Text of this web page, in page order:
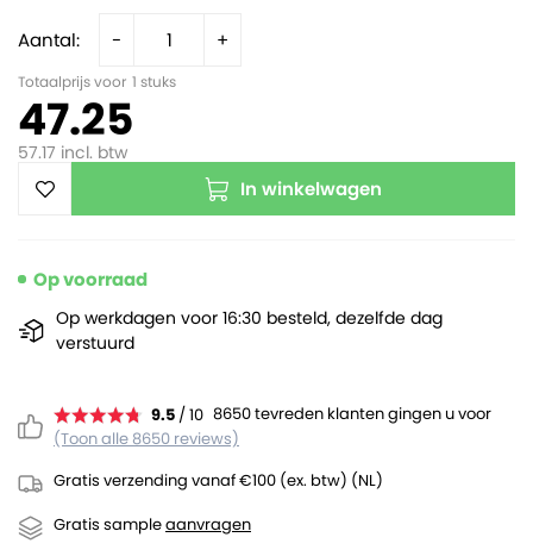
Aantal: - +
Totaalprijs voor 1 stuks
47.25
57.17 incl. btw
In winkelwagen
9.5 / 10 8650 tevreden klanten gingen u voor
(Toon alle 8650 reviews)
Gratis verzending vanaf €100 (ex. btw) (NL)
Gratis sampleaanvragen
Op voorraad
Op werkdagen voor 16:30 besteld, dezelfde dag
verstuurd